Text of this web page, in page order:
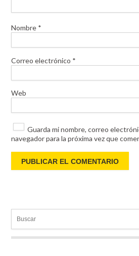
Nombre *
Correo electrónico *
Web
Guarda mi nombre, correo
navegador para la próxima vez que